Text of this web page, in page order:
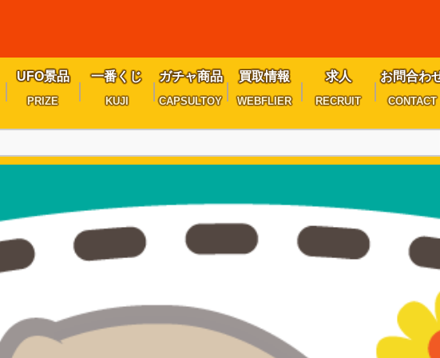
UFO景品
PRIZE
一番くじ
KUJI
ガチャ商品
CAPSULTOY
買取情報
WEBFLIER
求人
RECRUIT
お問合わ
CONTACT